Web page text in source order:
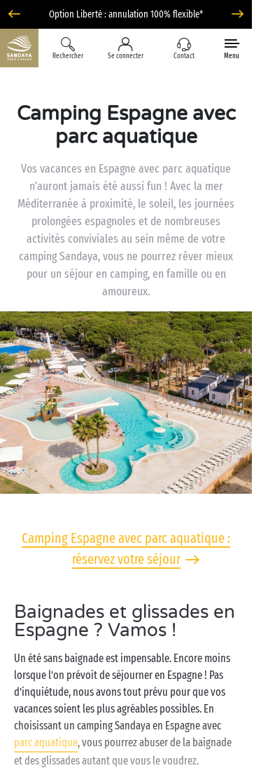
Option Liberté : annulation 100% flexible*
Rechercher Se connecter Contact Menu
Camping Espagne avec
parc aquatique
Vos vacances en Espagne avec parc aquatique
n’auront jamais été aussi fun ! Avec la mer
Méditerranée à proximité, le soleil, les journées
prolongées espagnoles et de nombreuses
activités conviviales au sein même de votre
camping Sandaya, vous ne pourrez rêver mieux
pour un séjour en camping, en famille ou en
amoureux.
Camping Espagne avec parc aquatique :
réservez votre séjour
Baignades et glissades en
Espagne ? Vamos !
Un été sans baignade est impensable. Encore moins
lorsque l’on prévoit de séjourner en Espagne ! Pas
d’inquiétude, nous avons tout prévu pour que vos
vacances soient les plus agréables possibles. En
choisissant un camping Sandaya en Espagne avec
parc aquatique, vous pourrez abuser de la baignade
et des glissades autant que vous le voudrez.